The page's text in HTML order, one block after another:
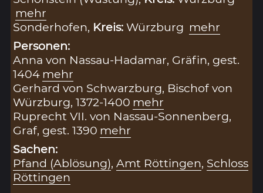
mehr
Sonderhofen, Kreis:Würzburg mehr
Personen:
Anna von Nassau-Hadamar, Gräfin, gest.
1404 mehr
Gerhard von Schwarzburg, Bischof von
Würzburg, 1372-1400 mehr
Ruprecht VII. von Nassau-Sonnenberg,
Graf, gest. 1390 mehr
Sachen:
Pfand (Ablösung),Amt Röttingen, Schloss
Röttingen